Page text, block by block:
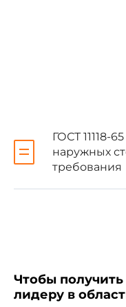
ГОСТ 11118-
наружных
требования
Чтобы
лидеру в